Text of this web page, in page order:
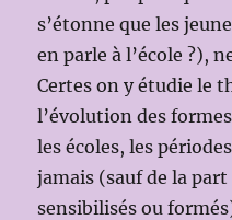
s’étonne que les
en parle à l’école ?),
Certes on y étudie le
l’évolution des
les écoles, les
jamais (sauf de la
sensibilisés ou